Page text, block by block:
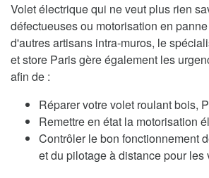
Volet électrique qui ne veut plus rien
défectueuses ou motorisation en
d'autres artisans intra-muros, le
et store Paris gère également les
afin de :
Réparer votre volet roulant bois,
Remettre en état la motorisation
Contrôler le bon fonctionnement
et du pilotage à distance pour les